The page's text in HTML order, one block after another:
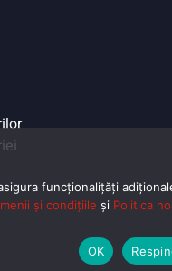
funcționalițăți
și condițiile și Politica
OK